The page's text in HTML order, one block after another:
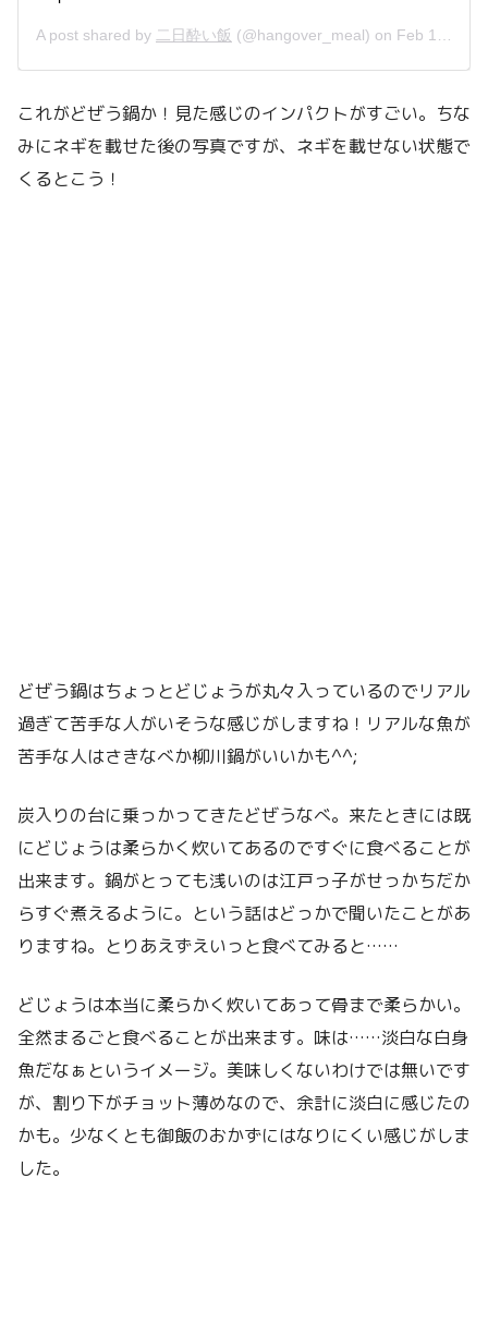
A post shared by 二日酔い飯 (@hangover_meal) on Feb 13, 2019 at 4:24pm PST
これがどぜう鍋か！見た感じのインパクトがすごい。ちな
みにネギを載せた後の写真ですが、ネギを載せない状態で
くるとこう！
どぜう鍋はちょっとどじょうが丸々入っているのでリアル
過ぎて苦手な人がいそうな感じがしますね！リアルな魚が
苦手な人はさきなべか柳川鍋がいいかも^^;
炭入りの台に乗っかってきたどぜうなべ。来たときには既
にどじょうは柔らかく炊いてあるのですぐに食べることが
出来ます。鍋がとっても浅いのは江戸っ子がせっかちだか
らすぐ煮えるように。という話はどっかで聞いたことがあ
りますね。とりあえずえいっと食べてみると……
どじょうは本当に柔らかく炊いてあって骨まで柔らかい。
全然まるごと食べることが出来ます。味は……淡白な白身
魚だなぁというイメージ。美味しくないわけでは無いです
が、割り下がチョット薄めなので、余計に淡白に感じたの
かも。少なくとも御飯のおかずにはなりにくい感じがしま
した。